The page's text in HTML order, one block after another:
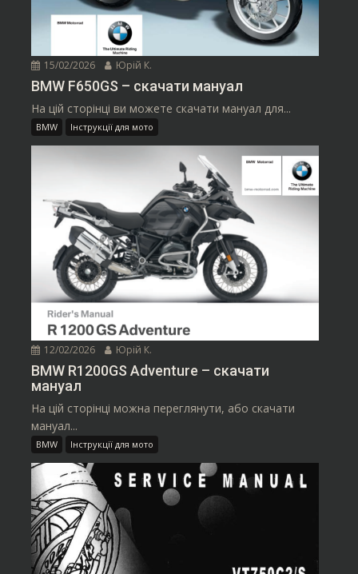
15/02/2026 Юрій К.
BMW F650GS – скачати мануал
На цій сторінці ви можете скачати мануал для...
BMW Інструкції для мото
12/02/2026 Юрій К.
BMW R1200GS Adventure – скачати
мануал
На цій сторінці можна переглянути, або скачати
мануал...
BMW Інструкції для мото